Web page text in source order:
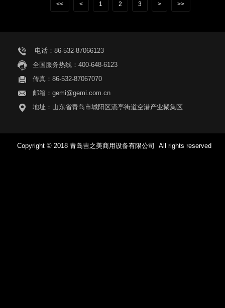
<< < 1 2 3 > >>
电话：86-532-87066123
全国服务热线：400-648-6123
传真：86-532-87067070
邮箱：gemi@gemi.com.cn
地址：山东省青岛市城阳区流亭街道空港产业聚集区
Copyright © 2018 青岛吉之美商用设备有限公司 All rights reserved